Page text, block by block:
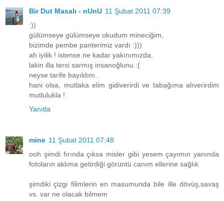
Bir Dut Masalı - nUnU 11 Şubat 2011 07:39
:))
gülümseye gülümseye okudum mineciğim,
bizimde pembe panterimiz vardı :)))
ah iyilik ! istense ne kadar yakınımızda,
lakin illa tersi sarmış insanoğlunu :(
neyse tarife bayıldım..
hani olsa, mutlaka elim gidiverirdi ve tabağıma alıverirdim
mutlulukla !
Yanıtla
mine 11 Şubat 2011 07:48
ooh şimdi fırında çıksa misler gibi yesem çayımın yanında
fotoların aklıma getirdiği görüntü canım ellerine sağlık
şimdiki çizgi filimlerin en masumunda bile ille dövüş,savaş
vs. var ne olacak bilmem